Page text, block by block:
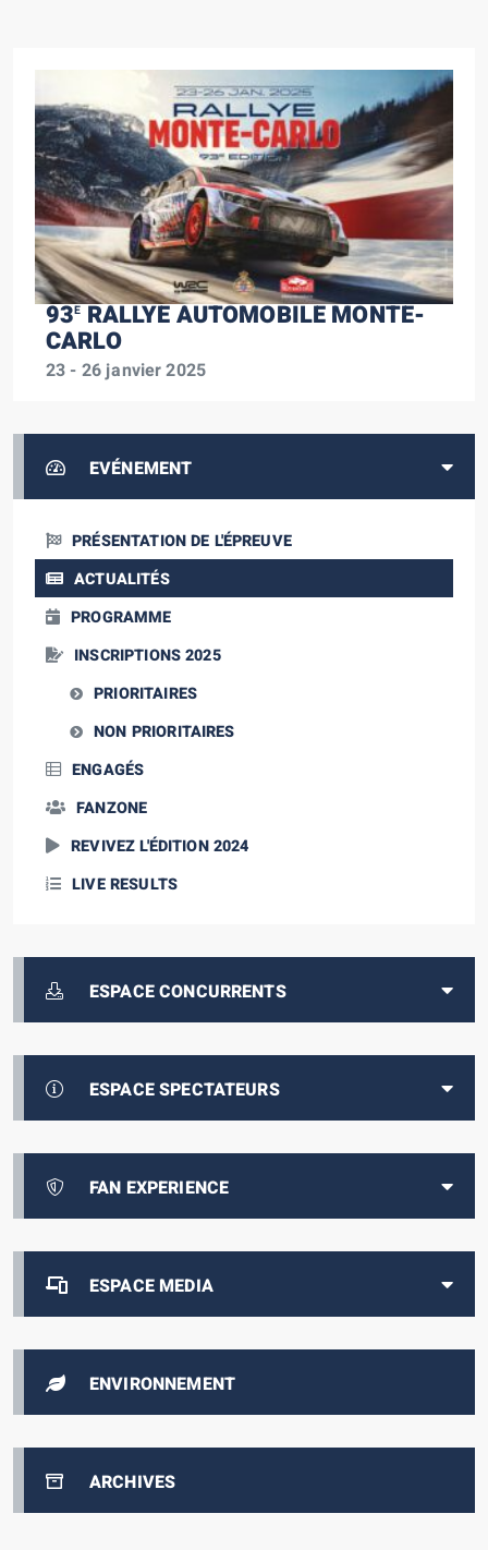
93ERALLYE AUTOMOBILE MONTE-
CARLO
23 - 26 janvier 2025
EVÉNEMENT
PRÉSENTATION DE L'ÉPREUVE
ACTUALITÉS
PROGRAMME
INSCRIPTIONS 2025
PRIORITAIRES
NON PRIORITAIRES
ENGAGÉS
FANZONE
REVIVEZ L'ÉDITION 2024
LIVE RESULTS
ESPACE CONCURRENTS
ESPACE SPECTATEURS
FAN EXPERIENCE
ESPACE MEDIA
ENVIRONNEMENT
ARCHIVES